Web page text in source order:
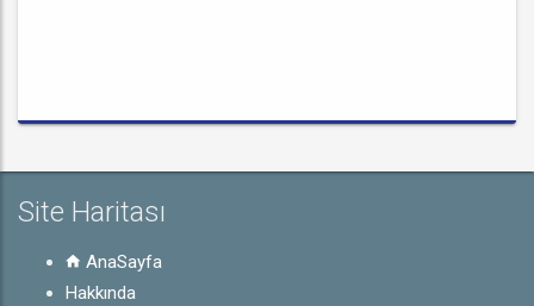
Site Haritası
AnaSayfa
Hakkında